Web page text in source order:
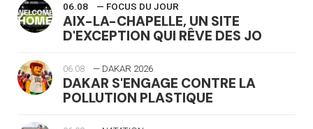
06.08 — FOCUS DU JOUR
AIX-LA-CHAPELLE, UN SITE
D'EXCEPTION QUI RÊVE DES JO
06.08 — DAKAR 2026
DAKAR S'ENGAGE CONTRE LA
POLLUTION PLASTIQUE